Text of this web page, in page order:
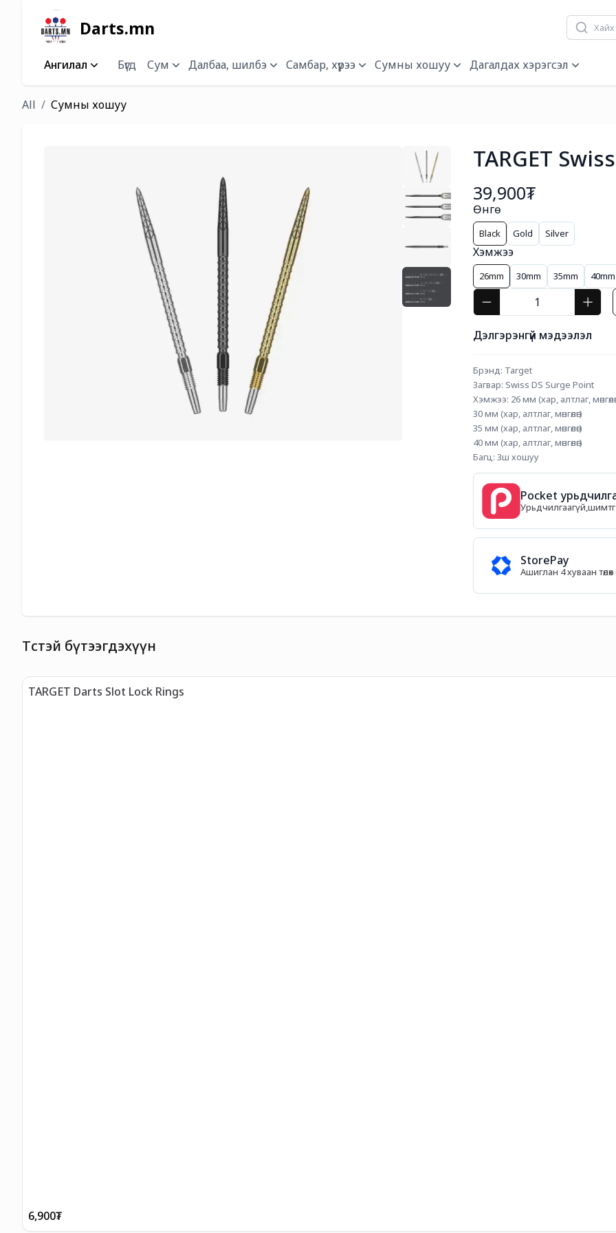
Darts.mn
Ангилал Бүгд Сум Далбаа, шилбэ Самбар, хүрээ Сумны хошуу Дагалдах хэрэгсэл
All Сумны хошуу
TARGET
39,900₮
Өнгө
Black Gold Silver
Хэмжээ
26mm 30mm 35mm 40mm
Дэлгэрэнгүй мэдээлэл
Брэнд: Target
Загвар: Swiss DS Surge Point
Хэмжээ: 26 мм (хар, алтлаг,
30 мм (хар, алтлаг, мөнгөлөг)
35 мм (хар, алтлаг, мөнгөлөг)
40 мм (хар, алтлаг, мөнгөлөг)
Багц: 3ш хошуу
Pocket
StorePay
Ашиглан 4 хуваан
Төстэй бүтээгдэхүүн
TARGET Darts Slot Lock Rings
6,900₮